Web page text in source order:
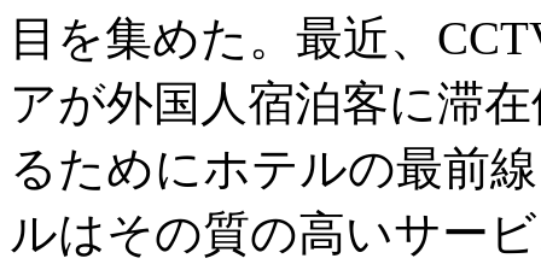
目を集めた。最近、
アが外国人宿泊客に滞
るためにホテルの最前
ルはその質の高いサー